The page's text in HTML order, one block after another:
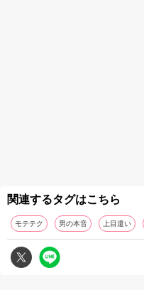
関連するタグはこちら
モテテク 男の本音 上目遣い